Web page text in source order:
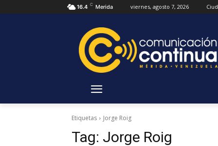
16.4 C Merida viernes, agosto 7, 2026
Etiquetas Jorge Roig
Tag: Jorge Roig